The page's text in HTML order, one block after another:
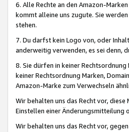
6. Alle Rechte an den Amazon-
kommt alleine uns zugute. Sie
stehen.
7. Du darfst kein Logo von, oder
anderweitig verwenden, es sei denn,
8. Sie dürfen in keiner
keiner Rechtsordnung Marken,
Amazon-Marke zum Verwechseln
Wir behalten uns das Recht vor,
Einstellen einer Änderungsmitteilung
Wir behalten uns das Recht vor,